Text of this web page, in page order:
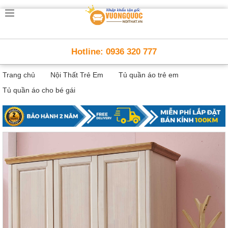
Trang
Thông
Minh
Nội
thất
minh
Nội
Em
Hotline: 0936 320 777
Trang chủ Nội Thất Trẻ Em
Tủ quần áo trẻ em
Tủ quần áo cho bé gái